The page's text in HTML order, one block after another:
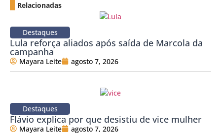
Relacionadas
Destaques
Lula reforça aliados após saída de Marcola da
campanha
Mayara Leite agosto 7, 2026
Destaques
Flávio explica por que desistiu de vice mulher
Mayara Leite agosto 7, 2026